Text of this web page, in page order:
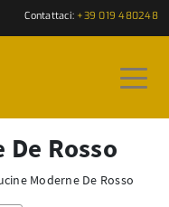
Contattaci: +39 019 480248
Rosso
Moderne De Rosso